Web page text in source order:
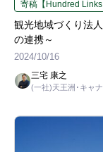
寄稿【Hundred Links
観光地域づくり法
の連携～
2024/10/16
三宅 康之
(一社)天王洲･キャ